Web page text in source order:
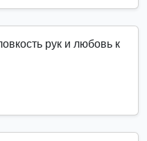
рук и любовь к